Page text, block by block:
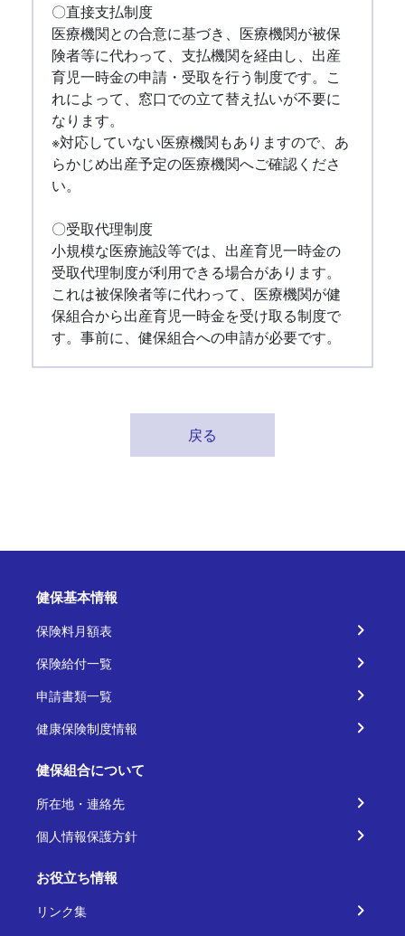
〇直接支払制度
医療機関との合意に基づき、医療機関が被保
険者等に代わって、支払機関を経由し、出産
育児一時金の申請・受取を行う制度です。こ
れによって、窓口での立て替え払いが不要に
なります。
※対応していない医療機関もありますので、あ
らかじめ出産予定の医療機関へご確認くださ
い。
〇受取代理制度
小規模な医療施設等では、出産育児一時金の
受取代理制度が利用できる場合があります。
これは被保険者等に代わって、医療機関が健
保組合から出産育児一時金を受け取る制度で
す。事前に、健保組合への申請が必要です。
戻る
健保基本情報
保険料月額表
保険給付一覧
申請書類一覧
健康保険制度情報
健保組合について
所在地・連絡先
個人情報保護方針
お役立ち情報
リンク集